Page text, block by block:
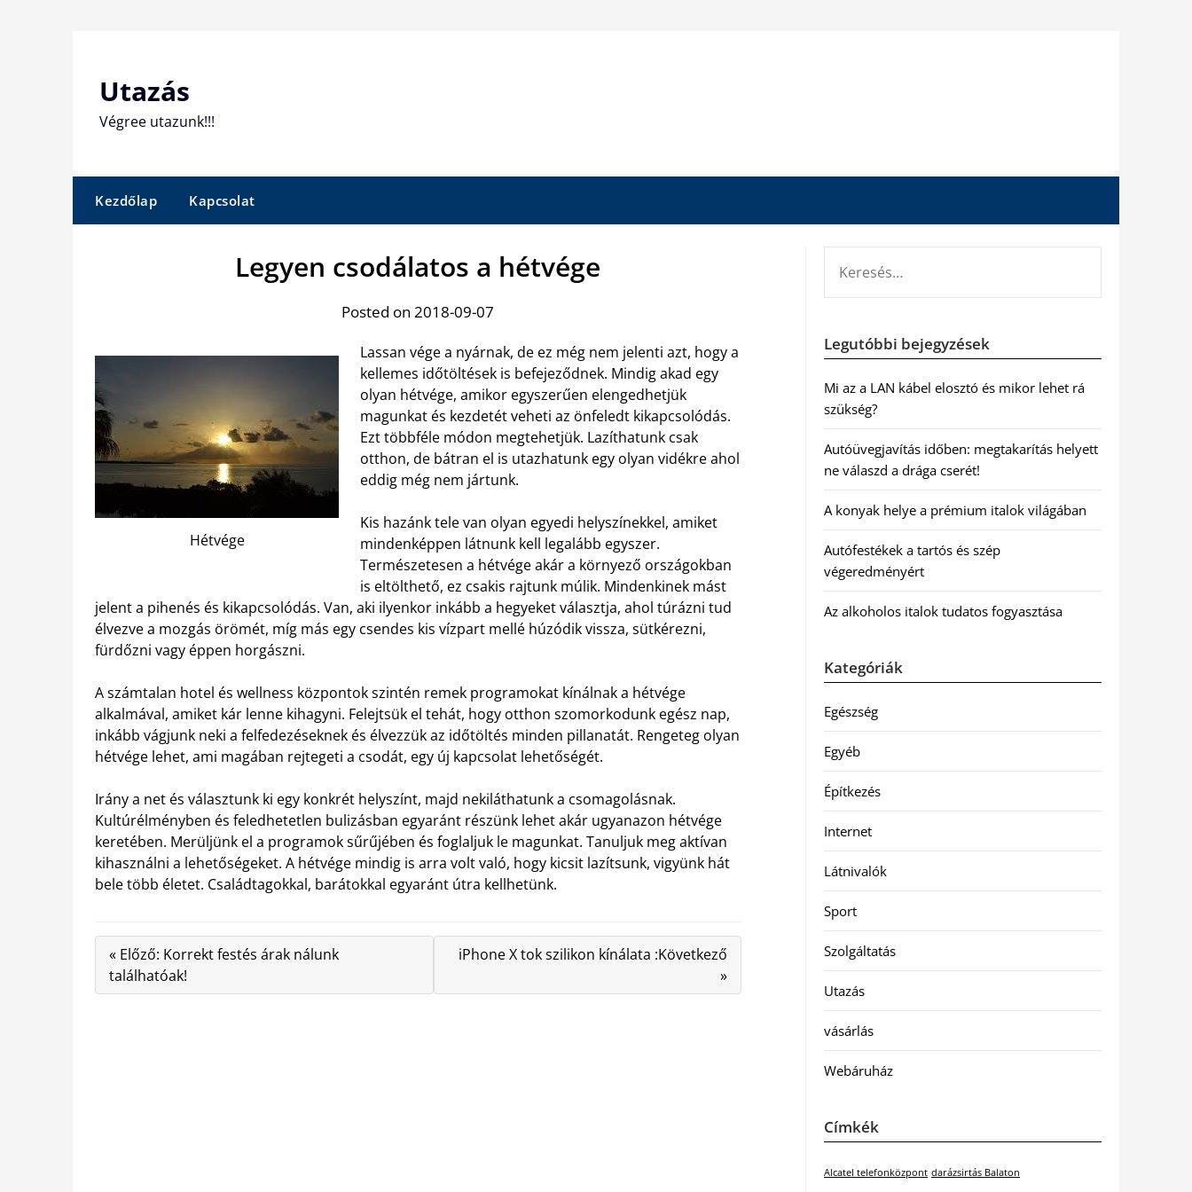
Utazás
Végree utazunk!!!
Kezdőlap Kapcsolat
Legyen csodálatos a hétvége
Posted on 2018-09-07
Hétvége
Lassan vége a nyárnak, de ez még nem jelenti azt, hogy a
kellemes időtöltések is befejeződnek. Mindig akad egy
olyan hétvége, amikor egyszerűen elengedhetjük
magunkat és kezdetét veheti az önfeledt kikapcsolódás.
Ezt többféle módon megtehetjük. Lazíthatunk csak
otthon, de bátran el is utazhatunk egy olyan vidékre ahol
eddig még nem jártunk.
Kis hazánk tele van olyan egyedi helyszínekkel, amiket
mindenképpen látnunk kell legalább egyszer.
Természetesen a hétvége akár a környező országokban
is eltölthető, ez csakis rajtunk múlik. Mindenkinek mást
jelent a pihenés és kikapcsolódás. Van, aki ilyenkor inkább a hegyeket választja, ahol túrázni tud
élvezve a mozgás örömét, míg más egy csendes kis vízpart mellé húzódik vissza, sütkérezni,
fürdőzni vagy éppen horgászni.
A számtalan hotel és wellness központok szintén remek programokat kínálnak a hétvége
alkalmával, amiket kár lenne kihagyni. Felejtsük el tehát, hogy otthon szomorkodunk egész nap,
inkább vágjunk neki a felfedezéseknek és élvezzük az időtöltés minden pillanatát. Rengeteg olyan
hétvége lehet, ami magában rejtegeti a csodát, egy új kapcsolat lehetőségét.
Irány a net és választunk ki egy konkrét helyszínt, majd nekiláthatunk a csomagolásnak.
Kultúrélményben és feledhetetlen bulizásban egyaránt részünk lehet akár ugyanazon hétvége
keretében. Merüljünk el a programok sűrűjében és foglaljuk le magunkat. Tanuljuk meg aktívan
kihasználni a lehetőségeket. A hétvége mindig is arra volt való, hogy kicsit lazítsunk, vigyünk hát
bele több életet. Családtagokkal, barátokkal egyaránt útra kellhetünk.
« Előző: Korrekt festés árak nálunk
találhatóak!
iPhone X tok szilikon kínálata :Következő
»
Legutóbbi bejegyzések
Mi az a LAN kábel elosztó és mikor lehet rá
szükség?
Autóüvegjavítás időben: megtakarítás helyett
ne válaszd a drága cserét!
A konyak helye a prémium italok világában
Autófestékek a tartós és szép
végeredményért
Az alkoholos italok tudatos fogyasztása
Kategóriák
Egészség
Egyéb
Építkezés
Internet
Látnivalók
Sport
Szolgáltatás
Utazás
vásárlás
Webáruház
Címkék
Alcatel telefonközpont darázsirtás Balaton